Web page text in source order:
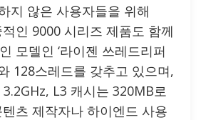
지 않은 사용자들을 위해
인 9000 시리즈 제품도 함께
모델인 ‘라이젠 쓰레드리퍼
128스레드를 갖추고 있으며,
L3 캐시는 320MB로
츠 제작자나 하이엔드 사용